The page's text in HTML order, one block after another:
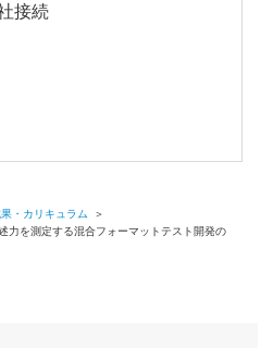
接続
・カリキュラム
＞
力を測定する混合フォーマットテスト開発の